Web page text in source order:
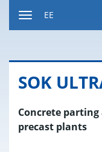
sisule
EE
SOK
Concrete
precast plants